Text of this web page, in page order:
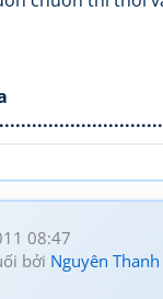
08:47
bởi Nguyên Thanh